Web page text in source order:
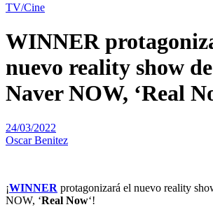
TV/Cine
WINNER
nuevo reality show
Naver NOW, ‘Real
24/03/2022
Oscar Benitez
¡WINNER protagonizará el nuevo reality
NOW, ‘Real Now‘!